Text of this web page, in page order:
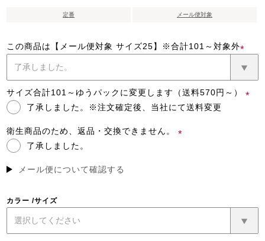
定番 メール便対象
この商品は【メール便対象 サイズ25】※合計101～対象外
(必
須)
サイズ合計101～ゆうパックに変更します（送料570円～）
了承しました。※注文確定後、当社にて送料変更
衛生商品のため、返品・交換できません。
了承しました。
メール便について確認する
カラー サイズ